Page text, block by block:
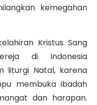
kemegahan
Kristus Sang
di Indonesia
liturgi Natal, karena
membuka ibadah
dan harapan.